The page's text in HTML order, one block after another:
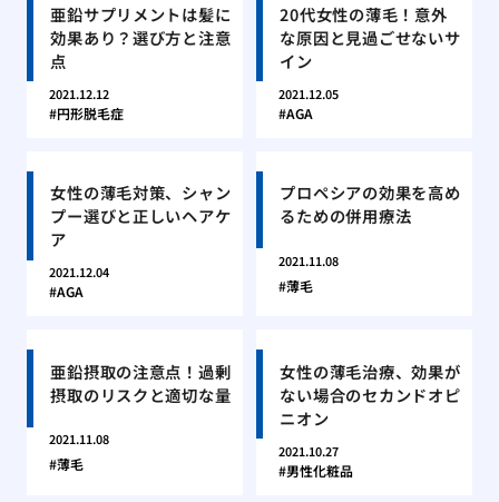
亜鉛サプリメントは髪に
効果あり？選び方と注意
点
2021.12.12
円形脱毛症
20代女性の薄毛！意外
な原因と見過ごせないサ
イン
2021.12.05
AGA
女性の薄毛対策、シャン
プー選びと正しいヘアケ
ア
2021.12.04
AGA
プロペシアの効果を高め
るための併用療法
2021.11.08
薄毛
亜鉛摂取の注意点！過剰
摂取のリスクと適切な量
2021.11.08
薄毛
女性の薄毛治療、効果が
ない場合のセカンドオピ
ニオン
2021.10.27
男性化粧品